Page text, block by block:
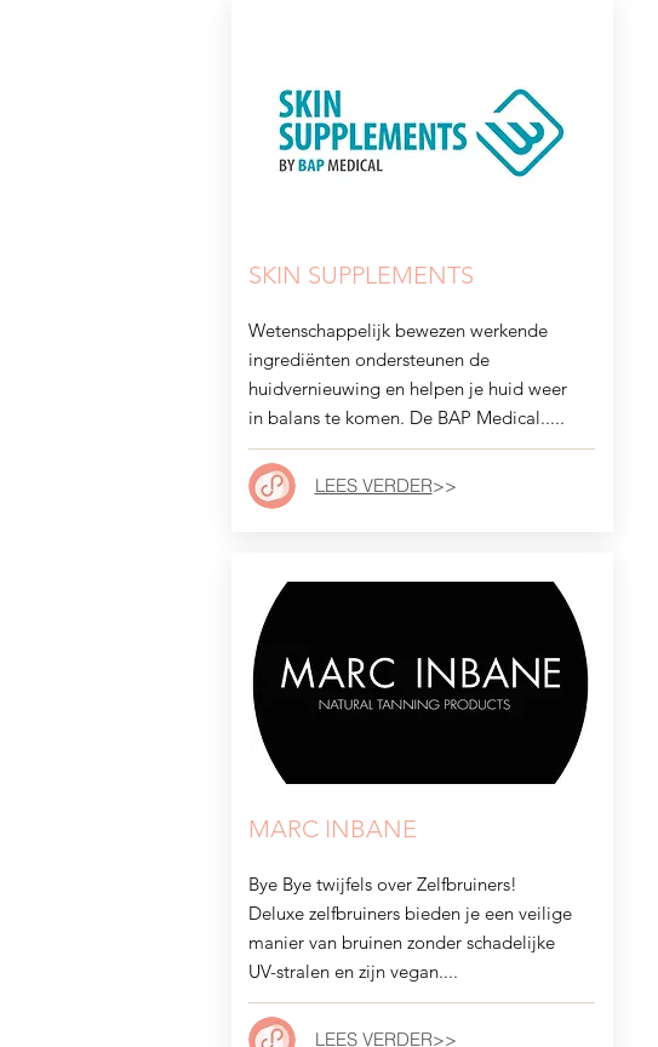
SKIN SUPPLEMENTS
Wetenschappelijk bewezen werkende
ingrediënten ondersteunen de
huidvernieuwing en helpen je huid weer
in balans te komen. De BAP Medical.....
LEES VERDER>>
MARC INBANE
Bye Bye twijfels over Zelfbruiners!
Deluxe zelfbruiners bieden je een veilige
manier van bruinen zonder schadelijke
UV-stralen en zijn vegan....
LEES VERDER>>